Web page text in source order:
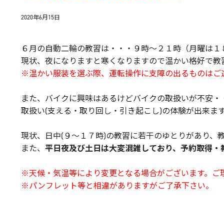
2020年6月15日
６月の自動二輪の教習は・・・９時～２１時（月曜は１
現状、夜になりますと寒くなりますので温かい格好で教
※温かい服装を選ぶ際、運転操作に支障の出るものはご
また、バイクに興味はあるけどバイクの取扱いが不安
取扱い(支える・取り回し・引き起こし)の体験が出来ま
現状、日中(９～１７時)の教習に若干のゆとりがあり、
また、 平日夜及び土日は大変混雑しており、予約取得・
※天候・気温等により変更となる場合がございます。ご
※パンフレット等と相違がありますがご了承下さい。